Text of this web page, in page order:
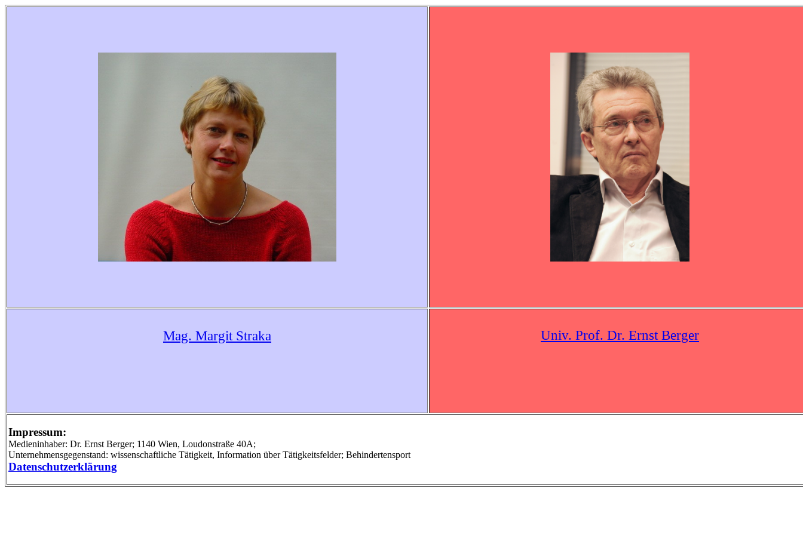
Mag. Margit Straka Univ. Prof. Dr. Ernst Berger
Impressum:
Medieninhaber: Dr. Ernst Berger; 1140 Wien, Loudonstraße 40A;
Unternehmensgegenstand: wissenschaftliche Tätigkeit, Information über Tätigkeitsfelder; Behindertensport
Datenschutzerklärung